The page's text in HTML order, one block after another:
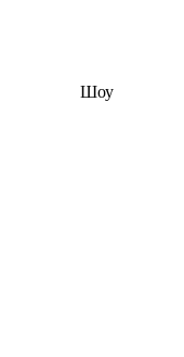
Шоу